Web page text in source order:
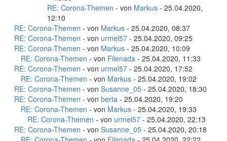
RE: Corona-Themen - von Markus - 25.04.2020,
12:10
RE: Corona-Themen - von Markus - 25.04.2020, 08:37
RE: Corona-Themen - von urmel57 - 25.04.2020, 09:25
RE: Corona-Themen - von Markus - 25.04.2020, 10:09
RE: Corona-Themen - von Filenada - 25.04.2020, 11:33
RE: Corona-Themen - von urmel57 - 25.04.2020, 17:52
RE: Corona-Themen - von Markus - 25.04.2020, 19:02
RE: Corona-Themen - von Susanne_05 - 25.04.2020, 18:30
RE: Corona-Themen - von berta - 25.04.2020, 19:20
RE: Corona-Themen - von Markus - 25.04.2020, 19:33
RE: Corona-Themen - von urmel57 - 25.04.2020, 22:13
RE: Corona-Themen - von Susanne_05 - 25.04.2020, 20:18